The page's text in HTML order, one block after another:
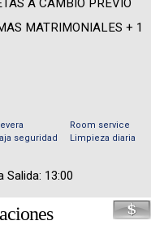
A CAMBIO PREVIO
MATRIMONIALES + 1
seguridad
Room service
Limpieza diaria
Salida: 13:00